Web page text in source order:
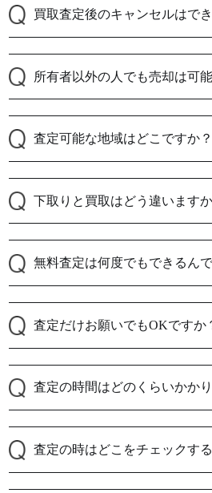
買取査定後のキャンセルはで
所有者以外の人でも売却は可
査定可能な地域はどこですか？
下取りと買取はどう違います
無料査定は何度でもできるん
査定だけお願いでもOKですか
査定の時間はどのくらいかか
査定の時はどこをチェックす